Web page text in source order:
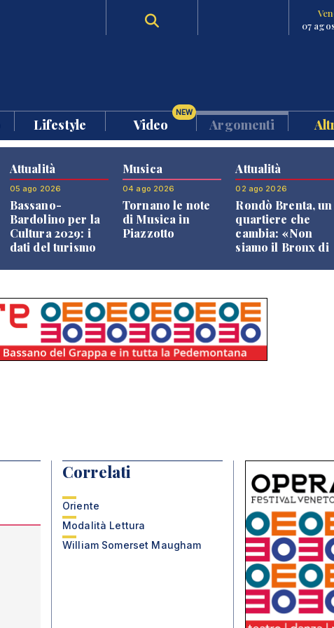
07
Lifestyle Video
NEW
Argomenti
Attualità
05 ago 2026
Bassano-
Bardolino per la
Cultura 2029: i
dati del turismo
Musica
04 ago 2026
Tornano le note
di Musica in
Piazzotto
Attualità
02 ago 2026
Rondò Brenta, un
quartiere che
cambia: «Non
siamo il Bronx di
Correlati
Oriente
Modalità Lettura
William Somerset Maugham